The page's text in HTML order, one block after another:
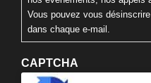
CAPTCHA
Cliquez pour